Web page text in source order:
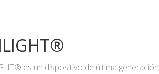
es un dispositivo de última generación